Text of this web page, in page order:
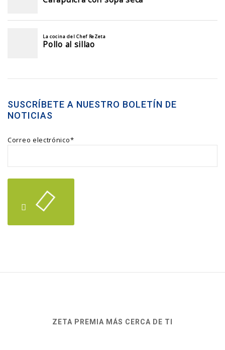
SUSCRÍBETE A NUESTRO BOLETÍN DE
NOTICIAS
Correo electrónico*
ZETA PREMIA MÁS CERCA DE TI